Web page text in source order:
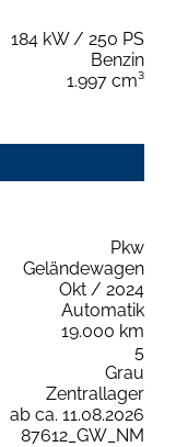
184 kW / 250 PS
Benzin
1.997 cm³
Pkw
Geländewagen
Okt / 2024
Automatik
19.000 km
5
Grau
Zentrallager
ab ca. 11.08.2026
87612_GW_NM